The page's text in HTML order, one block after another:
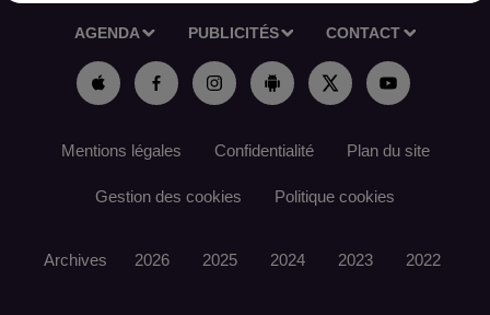
AGENDA PUBLICITÉS CONTACT
Mentions légales Confidentialité Plan du site
Gestion des cookies Politique cookies
Archives 2026 2025 2024 2023 2022